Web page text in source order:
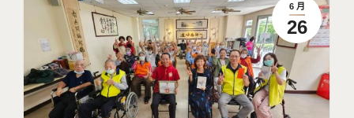
6 月
26